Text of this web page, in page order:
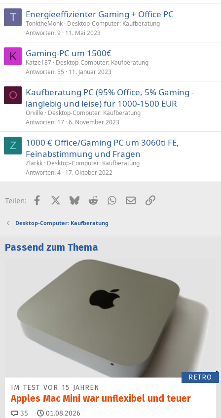
T Energieeffizienter Gaming + Office PC
TonktheMonk Desktop-Computer: Kaufberatung
Antworten 9 11. Mai 2023
K Gaming-PC um 1500€
Katze187 Desktop-Computer: Kaufberatung
Antworten 55 11. Januar 2023
O
Kaufberatung PC (95% Office, 5% Gaming -
langlebig und leise) für 1000-1500 EUR
Orville
Desktop-Computer: Kaufberatung
Antworten 17 6. November 2023
Z
1000 € Office/Gaming PC um 3060ti FE,
Feinabstimmung und Fragen
Zlarkk Desktop-Computer: Kaufberatung
Antworten 4 17. Oktober 2022
Teilen: FacebookX (Twitter)
BlueskyRedditWhatsApp
E-MailLink
Desktop-Computer: Kaufberatung
Passend zum Thema
RETRO
IM TEST VOR 15 JAHREN
Apples Mac Mini war unflexibel und teuer
35 Kommentare
01.08.2026